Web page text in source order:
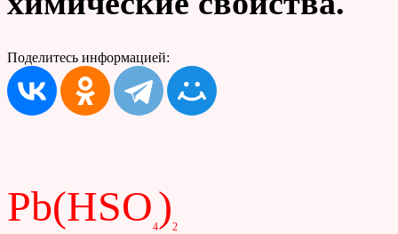
Поделитесь информацией:
Pb(HSO4)2